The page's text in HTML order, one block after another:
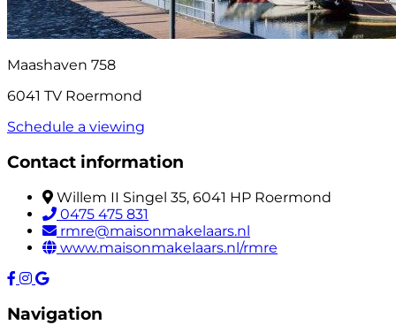
Maashaven 758
6041 TV Roermond
Schedule a viewing
Contact information
Willem II Singel 35, 6041 HP Roermond
0475 475 831
rmre@maisonmakelaars.nl
www.maisonmakelaars.nl/rmre
Navigation